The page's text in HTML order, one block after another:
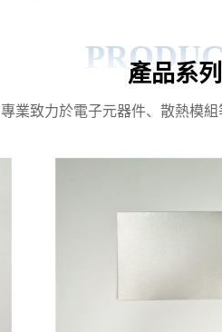
產品系列
專業致力於電子元器件、散熱模